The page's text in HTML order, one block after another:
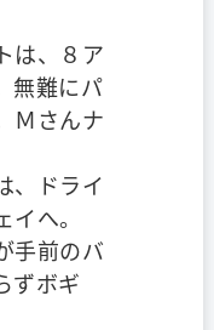
は、８ア
無難にパ
Ｍさんナ
、ドライ
へ。
手前のバ
ずボギ